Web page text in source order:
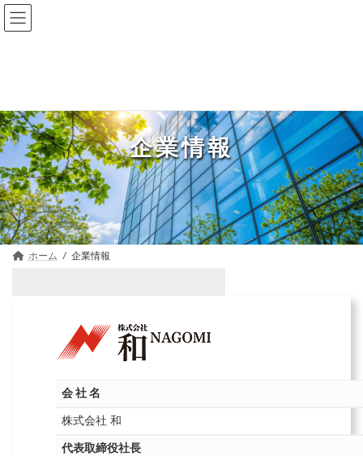
コ
ン
キ
ッ
プ
ナ
ビ
に
移
動
企業情報
ホーム 企業情報
会 社 名
株式会社 和
代表取締役社長